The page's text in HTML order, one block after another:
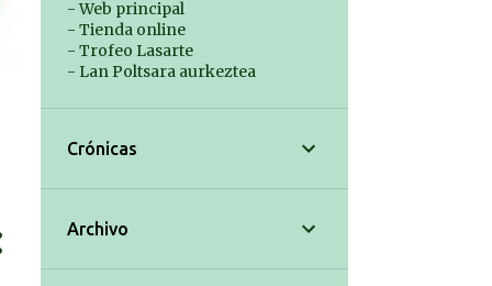
- Web principal
- Tienda online
- Trofeo Lasarte
- Lan Poltsara aurkeztea
Crónicas
Archivo